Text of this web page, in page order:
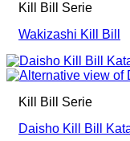
Kill Bill Serie
Wakizashi Kill Bill
Kill Bill Serie
Daisho Kill Bill